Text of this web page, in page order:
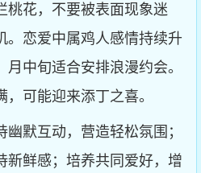
桃花，不要被表面现象迷
。恋爱中属鸡人感情持续升
中旬适合安排浪漫约会。
可能迎来添丁之喜。
默互动，营造轻松氛围；
新鲜感；培养共同爱好，增